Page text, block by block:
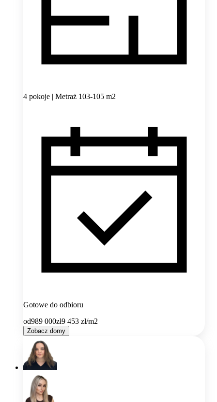
4 pokoje | Metraż 103-105 m2
Gotowe do odbioru
od989 000zł9 453 zł/m2
Zobacz domy